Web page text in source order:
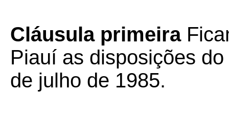
Cláusula primeira
Piauí as disposições
de julho de 1985.